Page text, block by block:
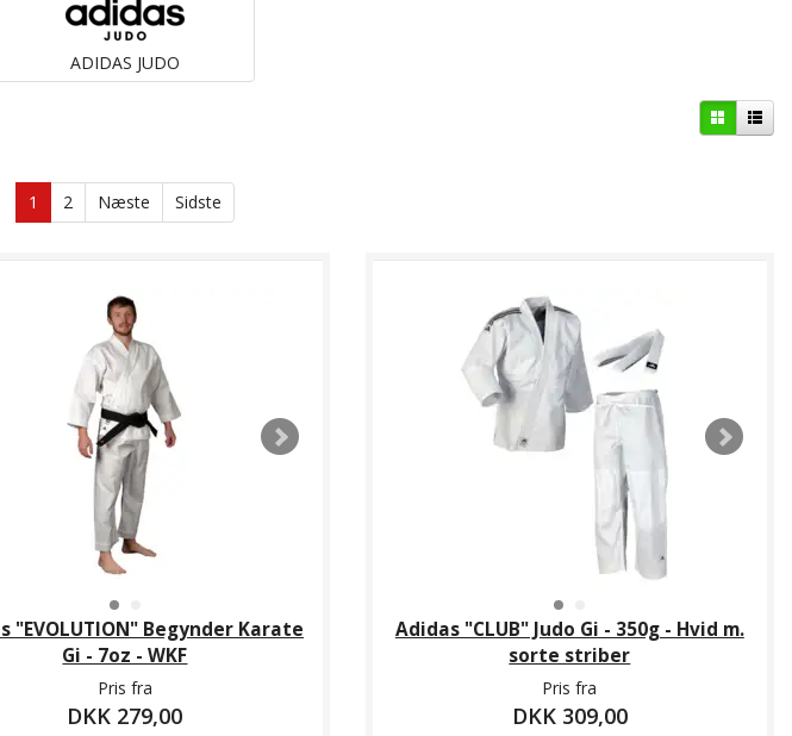
ADIDAS JUDO
1 2 Næste Sidste
"EVOLUTION" Begynder Karate
Gi - 7oz - WKF
Pris fra
DKK 279,00
Adidas "CLUB" Judo Gi - 350g - Hvid m.
sorte striber
Pris fra
DKK 309,00